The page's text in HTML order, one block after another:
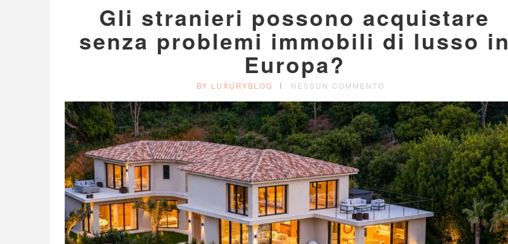
Gli stranieri possono acquistare
senza problemi immobili di lusso in
Europa?
BY LUXURYBLOG NESSUN COMMENTO